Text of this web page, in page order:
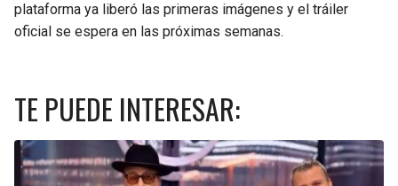
plataforma ya liberó las primeras imágenes y el tráiler
oficial se espera en las próximas semanas.
TE PUEDE INTERESAR: